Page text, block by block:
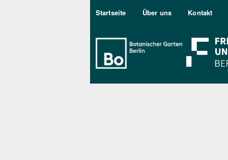
Sekundärmenu DE
Startseite Über uns Kontakt
Bo Berlin